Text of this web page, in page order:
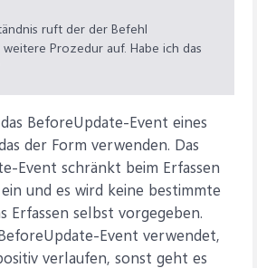
ruft der der Befehl
Prozedur auf. Habe ich das
BeforeUpdate-Event eines
der Form verwenden. Das
Event schränkt beim Erfassen
und es wird keine bestimmte
Erfassen selbst vorgegeben.
Event verwendet,
verlaufen, sonst geht es